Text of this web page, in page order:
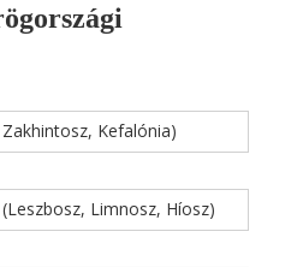
Kefalónia)
Limnosz, Híosz)